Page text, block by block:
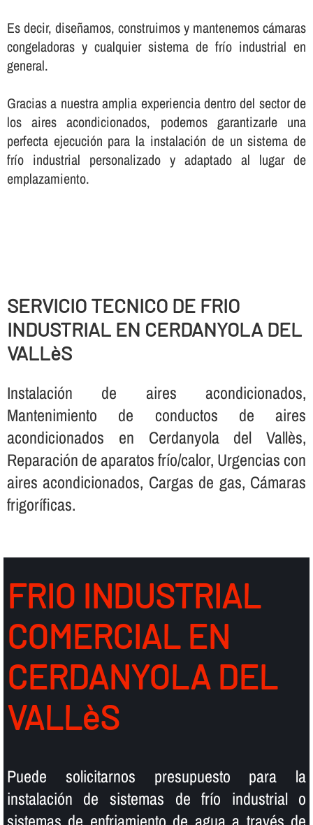
Es decir, diseñamos, construimos y mantenemos cámaras
congeladoras y cualquier sistema de frí­o industrial en
general.
Gracias a nuestra amplia experiencia dentro del sector de
los aires acondicionados, podemos garantizarle una
perfecta ejecución para la instalación de un sistema de
frí­o industrial personalizado y adaptado al lugar de
emplazamiento.
SERVICIO TECNICO DE FRIO
INDUSTRIAL EN CERDANYOLA DEL
VALLèS
Instalación de aires acondicionados,
Mantenimiento de conductos de aires
acondicionados en Cerdanyola del Vallès,
Reparación de aparatos frí­o/calor, Urgencias con
aires acondicionados, Cargas de gas, Cámaras
frigorí­ficas.
FRIO INDUSTRIAL
COMERCIAL EN
CERDANYOLA DEL
VALLèS
Puede solicitarnos presupuesto para la
instalación de sistemas de frí­o industrial o